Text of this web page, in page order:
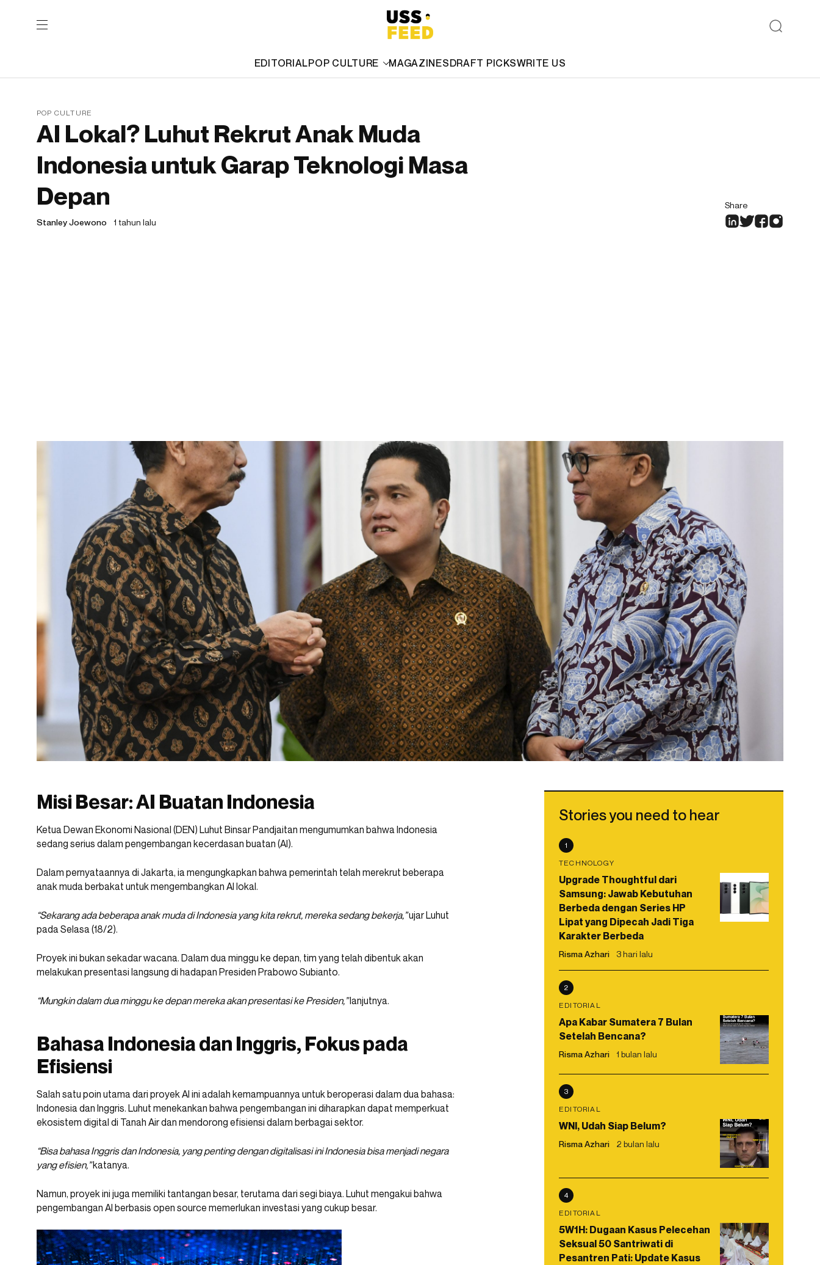
EDITORIALPOP CULTURE MAGAZINESDRAFT PICKSWRITE US
POP CULTURE
AI Lokal? Luhut Rekrut Anak Muda
Indonesia untuk Garap Teknologi Masa
Depan
Stanley Joewono 1 tahun lalu
Share
Misi Besar: AI Buatan Indonesia
Ketua Dewan Ekonomi Nasional (DEN) Luhut Binsar Pandjaitan mengumumkan bahwa Indonesia
sedang serius dalam pengembangan kecerdasan buatan (AI).
Dalam pernyataannya di Jakarta, ia mengungkapkan bahwa pemerintah telah merekrut beberapa
anak muda berbakat untuk mengembangkan AI lokal.
“Sekarang ada beberapa anak muda di Indonesia yang kita rekrut, mereka sedang bekerja,”ujar Luhut
pada Selasa (18/2).
Proyek ini bukan sekadar wacana. Dalam dua minggu ke depan, tim yang telah dibentuk akan
melakukan presentasi langsung di hadapan Presiden Prabowo Subianto.
“Mungkin dalam dua minggu ke depan mereka akan presentasi ke Presiden,”lanjutnya.
Bahasa Indonesia dan Inggris, Fokus pada
Efisiensi
Salah satu poin utama dari proyek AI ini adalah kemampuannya untuk beroperasi dalam dua bahasa:
Indonesia dan Inggris. Luhut menekankan bahwa pengembangan ini diharapkan dapat memperkuat
ekosistem digital di Tanah Air dan mendorong efisiensi dalam berbagai sektor.
“Bisa bahasa Inggris dan Indonesia, yang penting dengan digitalisasi ini Indonesia bisa menjadi negara
yang efisien,”katanya.
Namun, proyek ini juga memiliki tantangan besar, terutama dari segi biaya. Luhut mengakui bahwa
pengembangan AI berbasis open source memerlukan investasi yang cukup besar.
Stories you need to hear
1
TECHNOLOGY
Upgrade Thoughtful dari
Samsung: Jawab Kebutuhan
Berbeda dengan Series HP
Lipat yang Dipecah Jadi Tiga
Karakter Berbeda
Risma Azhari 3 hari lalu
2
EDITORIAL
Apa Kabar Sumatera 7 Bulan
Setelah Bencana?
Risma Azhari 1 bulan lalu
3
EDITORIAL
WNI, Udah Siap Belum?
Risma Azhari 2 bulan lalu
4
EDITORIAL
5W1H: Dugaan Kasus Pelecehan
Seksual 50 Santriwati di
Pesantren Pati: Update Kasus